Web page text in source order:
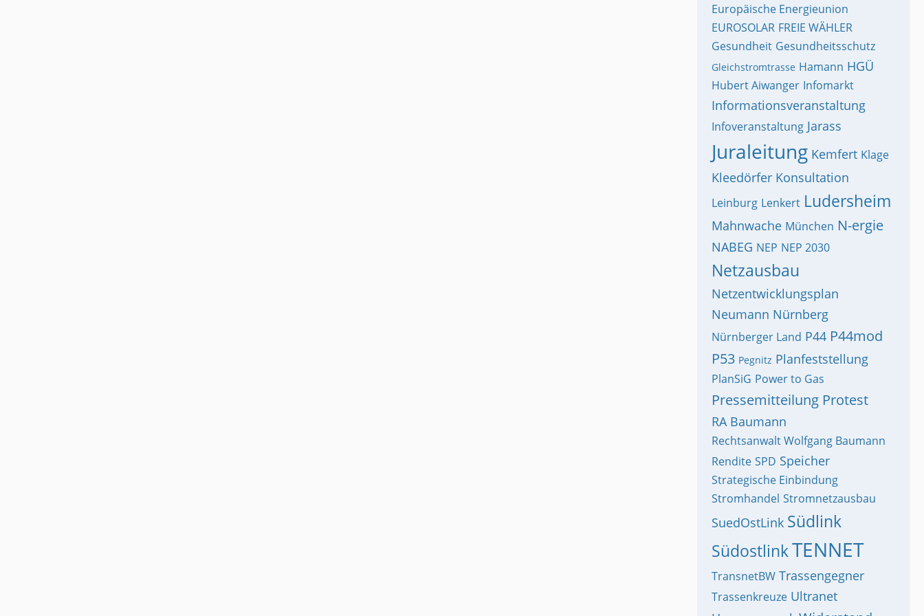
Europäische Energieunion
EUROSOLAR FREIE WÄHLER
Gesundheit Gesundheitsschutz
Gleichstromtrasse Hamann HGÜ
Hubert Aiwanger Infomarkt
Informationsveranstaltung
Infoveranstaltung Jarass
Juraleitung Kemfert Klage
Kleedörfer Konsultation
Leinburg Lenkert Ludersheim
Mahnwache München N-ergie
NABEG NEP NEP 2030
Netzausbau
Netzentwicklungsplan
Neumann Nürnberg
Nürnberger Land P44 P44mod
P53 Pegnitz Planfeststellung
PlanSiG Power to Gas
Pressemitteilung Protest
RA Baumann
Rechtsanwalt Wolfgang Baumann
Rendite SPD Speicher
Strategische Einbindung
Stromhandel Stromnetzausbau
SuedOstLink Südlink
SüdostlinkTENNET
TransnetBW Trassengegner
Trassenkreuze Ultranet